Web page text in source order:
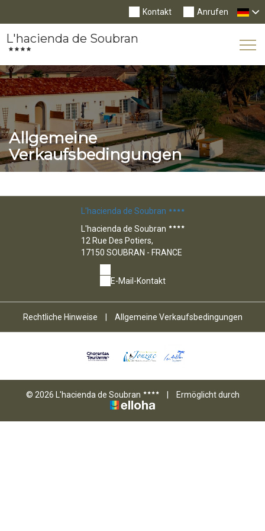
Anrufen
Kontakt
L'hacienda de Soubran
Allgemeine
Verkaufsbedingungen
L'hacienda de Soubran
L'hacienda de Soubran
12 Rue Des Potiers,
17150 SOUBRAN - FRANCE
E-Mail-Kontakt
Rechtliche Hinweise Allgemeine Verkaufsbedingungen
© 2026 L'hacienda de Soubran Ermöglicht durch